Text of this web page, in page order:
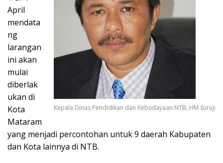
Kepala Dinas Pendidikan dan Kebudayaan NTB, HM Suruji
April
mendata
ng
larangan
ini akan
mulai
diberlak
ukan di
Kota
Mataram
yang menjadi percontohan untuk 9 daerah Kabupaten
dan Kota lainnya di NTB.